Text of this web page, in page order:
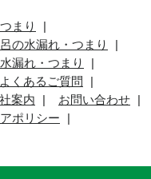
まり
の水漏れ・つまり
漏れ・つまり
よくあるご質問
案内
お問い合わせ
ポリシー